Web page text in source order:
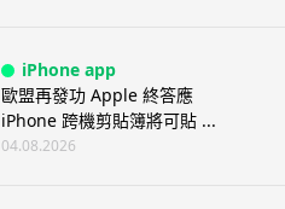
iPhone app
歐盟再發功 Apple 終答應
iPhone 跨機剪貼簿將可貼 ...
04.08.2026